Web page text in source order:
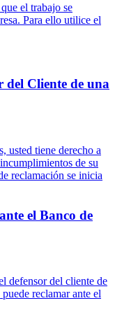
el trabajo se
Para ello utilice el
del Cliente de una
usted tiene derecho a
de su
reclamación se inicia
el Banco de
defensor del cliente de
reclamar ante el